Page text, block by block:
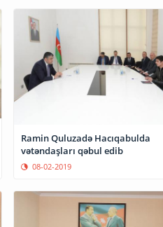
Ramin Quluzadə Hacıqabulda
vətəndaşları qəbul edib
08-02-2019